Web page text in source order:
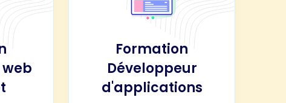
Formation
Développeur
d'applications